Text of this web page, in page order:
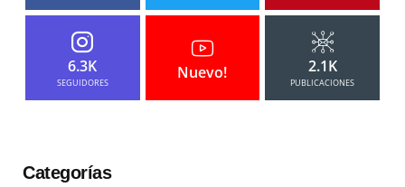
6.3K
SEGUIDORES
Nuevo! 2.1K
PUBLICACIONES
Categorías